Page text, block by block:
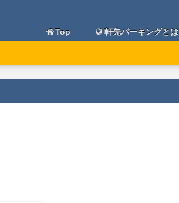
Top 軒先パーキングとは